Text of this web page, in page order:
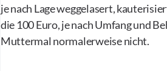
je nach Lage weggelasert,
die 100 Euro, je nach Umfang und
Muttermal normalerweise nicht.